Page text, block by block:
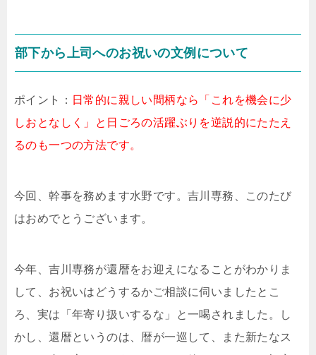
部下から上司へのお祝いの文例について
ポイント： 日常的に親しい間柄なら「これを機会に少
しおとなしく」と日ごろの活躍ぶりを逆説的にたたえ
るのも一つの方法です。
今回、幹事を務めます水野です。吉川専務、このたび
はおめでとうございます。
今年、吉川専務が還暦をお迎えになることがわかりま
して、お祝いはどうするかご相談に伺いましたとこ
ろ、実は「年寄り扱いするな」と一喝されました。し
かし、還暦というのは、暦が一巡して、また新たなス